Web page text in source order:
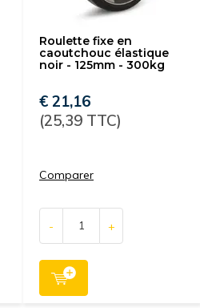
Roulette fixe en
caoutchouc élastique
noir - 125mm - 300kg
€ 21,16
(25,39 TTC)
Comparer
- +